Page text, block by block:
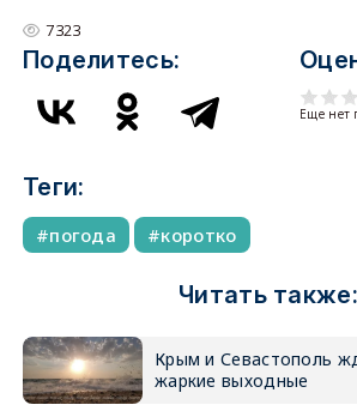
7323
Поделитесь:
Еще нет
Теги:
погода коротко
Читать также:
Крым и Севастополь
жаркие выходные